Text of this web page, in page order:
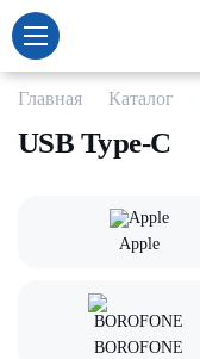
Главная Каталог
USB Type-C
Apple
BOROFONE